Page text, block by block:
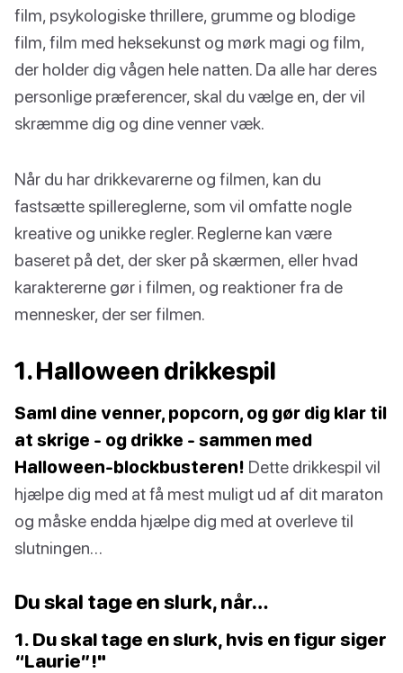
film, psykologiske thrillere, grumme og blodige
film, film med heksekunst og mørk magi og film,
der holder dig vågen hele natten. Da alle har deres
personlige præferencer, skal du vælge en, der vil
skræmme dig og dine venner væk.
Når du har drikkevarerne og filmen, kan du
fastsætte spillereglerne, som vil omfatte nogle
kreative og unikke regler. Reglerne kan være
baseret på det, der sker på skærmen, eller hvad
karaktererne gør i filmen, og reaktioner fra de
mennesker, der ser filmen.
1. Halloween drikkespil
Saml dine venner, popcorn, og gør dig klar til
at skrige - og drikke - sammen med
Halloween-blockbusteren! Dette drikkespil vil
hjælpe dig med at få mest muligt ud af dit maraton
og måske endda hjælpe dig med at overleve til
slutningen…
Du skal tage en slurk, når…
1. Du skal tage en slurk, hvis en figur siger
“Laurie”!"